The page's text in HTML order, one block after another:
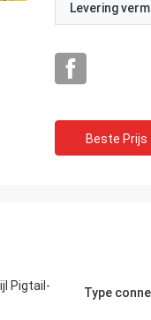
Levering
Beste Prijs
Pigtail-
Type